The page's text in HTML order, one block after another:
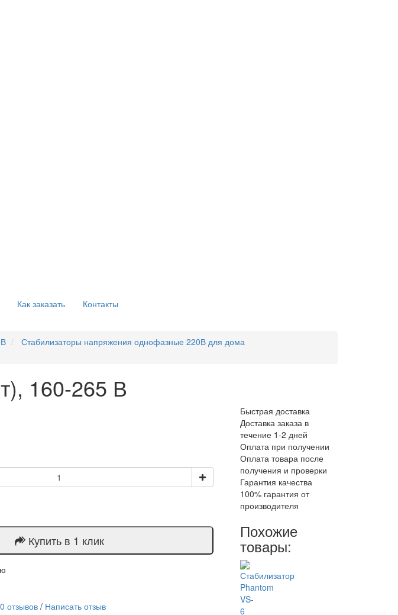
Как заказать Контакты
Стабилизаторы напряжения однофазные 220В для дома
160-265 В
Купить в 1 клик
0 отзывов/ Написать отзыв
Быстрая доставка
Доставка заказа в
течение 1-2 дней
Оплата при получении
Оплата товара после
получения и проверки
Гарантия качества
100% гарантия от
производителя
Похожие
товары: